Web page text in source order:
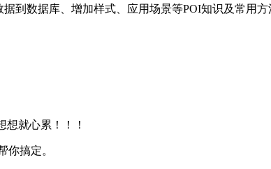
到数据库、增加样式、应用场景等POI知识及常用
就心累！！！
你搞定。